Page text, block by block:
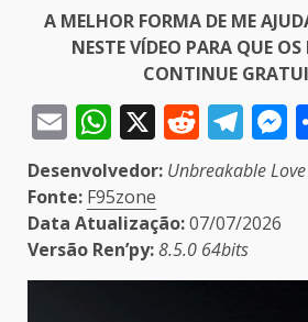
A MELHOR FORMA DE ME
NESTE VÍDEO PARA QUE
CONTINUE
EmailWhatsApp
X Reddit
Desenvolvedor: Unbreakable Love
Fonte: F95zone
Data Atualização:07/07/2026
Versão Ren’py:8.5.0 64bits